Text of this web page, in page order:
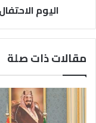
اليوم
مقالات ذات صلة